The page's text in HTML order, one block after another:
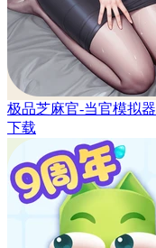
极品芝麻官-当官模拟器
下载